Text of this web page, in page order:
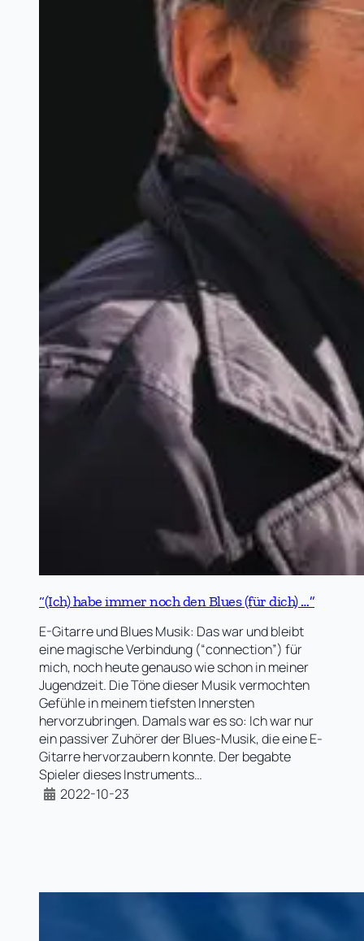
“(Ich) habe immer noch den Blues (für dich) …”
E-Gitarre und Blues Musik: Das war und bleibt
eine magische Verbindung (“connection”) für
mich, noch heute genauso wie schon in meiner
Jugendzeit. Die Töne dieser Musik vermochten
Gefühle in meinem tiefsten Innersten
hervorzubringen. Damals war es so: Ich war nur
ein passiver Zuhörer der Blues-Musik, die eine E-
Gitarre hervorzaubern konnte. Der begabte
Spieler dieses Instruments…
2022-10-23